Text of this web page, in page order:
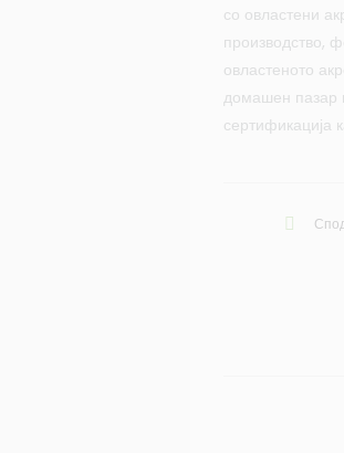
со овластени
производство,
овластеното
домашен пазар
сертификација